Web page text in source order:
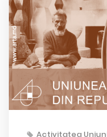
Activitatea